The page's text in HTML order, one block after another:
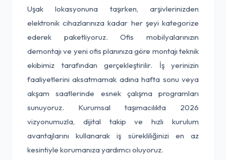
Uşak lokasyonuna taşırken, arşivlerinizden
elektronik cihazlarınıza kadar her şeyi kategorize
ederek paketliyoruz. Ofis mobilyalarınızın
demontajı ve yeni ofis planınıza göre montajı teknik
ekibimiz tarafından gerçekleştirilir. İş yerinizin
faaliyetlerini aksatmamak adına hafta sonu veya
akşam saatlerinde esnek çalışma programları
sunuyoruz. Kurumsal taşımacılıkta 2026
vizyonumuzla, dijital takip ve hızlı kurulum
avantajlarını kullanarak iş sürekliliğinizi en az
kesintiyle korumanıza yardımcı oluyoruz.